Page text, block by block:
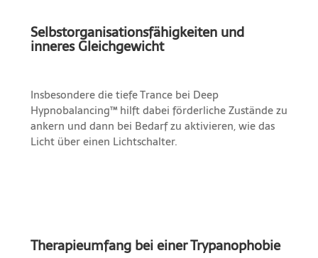
Selbstorganisationsfähigkeiten und
inneres Gleichgewicht
Insbesondere die tiefe Trance bei Deep
Hypnobalancing™ hilft dabei förderliche Zustände zu
ankern und dann bei Bedarf zu aktivieren, wie das
Licht über einen Lichtschalter.
Therapieumfang bei einer Trypanophobie